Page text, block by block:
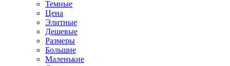
Темные
Цена
Элитные
Дешевые
Размеры
Большие
Маленькие